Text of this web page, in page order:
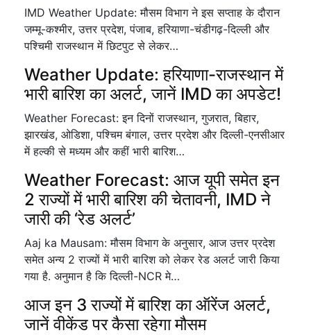
IMD Weather Update: मौसम विभाग ने इस सप्ताह के दौरान
जम्मू-कश्मीर, उत्तर प्रदेश, पंजाब, हरियाणा-चंडीगढ़-दिल्ली और
पश्चिमी राजस्थान में छिटपुट से लेकर…
Weather Update: हरियाणा-राजस्थान में
भारी बारिश का अलर्ट, जानें IMD का अपडेट!
Weather Forecast: इन दिनों राजस्थान, गुजरात, बिहार,
झारखंड, ओडिशा, पश्चिम बंगाल, उत्तर प्रदेश और दिल्‍ली-एनसीआर
में हल्की से मध्‍यम और कहीं भारी बारिश…
Weather Forecast: आज यूपी समेत इन
2 राज्यों में भारी बारिश की चेतावनी, IMD ने
जारी की ‘रेड अलर्ट’
Aaj ka Mausam: मौसम विभाग के अनुसार, आज उत्तर प्रदेश
समेत अन्य 2 राज्यों में भारी बारिश को लेकर रेड अलर्ट जारी किया
गया है. अनुमान है कि दिल्ली-NCR मे…
आज इन 3 राज्यों में बारिश का ऑरेंज अलर्ट,
जानें वीकेंड पर कैसा रहेगा मौसम